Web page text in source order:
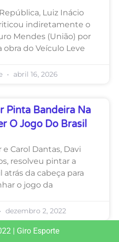
Luiz Inácio
indiretamente o
Mendes (União) por
do Veículo Leve
abril 16, 2026
Pinta Bandeira Na
O Jogo Do Brasil
Carol Dantas, Davi
resolveu pintar a
atrás da cabeça para
o jogo da
dezembro 2, 2022
| Giro Esporte